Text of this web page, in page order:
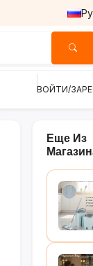
ВОЙТИ/
Еще Из